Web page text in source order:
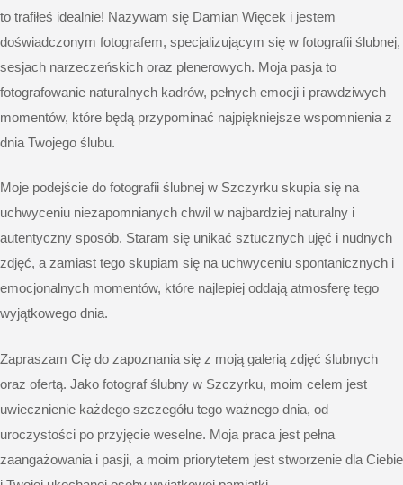
to trafiłeś idealnie! Nazywam się Damian Więcek i jestem
doświadczonym fotografem, specjalizującym się w fotografii ślubnej,
sesjach narzeczeńskich oraz plenerowych. Moja pasja to
fotografowanie naturalnych kadrów, pełnych emocji i prawdziwych
momentów, które będą przypominać najpiękniejsze wspomnienia z
dnia Twojego ślubu.
Moje podejście do fotografii ślubnej w Szczyrku skupia się na
uchwyceniu niezapomnianych chwil w najbardziej naturalny i
autentyczny sposób. Staram się unikać sztucznych ujęć i nudnych
zdjęć, a zamiast tego skupiam się na uchwyceniu spontanicznych i
emocjonalnych momentów, które najlepiej oddają atmosferę tego
wyjątkowego dnia.
Zapraszam Cię do zapoznania się z moją galerią zdjęć ślubnych
oraz ofertą. Jako fotograf ślubny w Szczyrku, moim celem jest
uwiecznienie każdego szczegółu tego ważnego dnia, od
uroczystości po przyjęcie weselne. Moja praca jest pełna
zaangażowania i pasji, a moim priorytetem jest stworzenie dla Ciebie